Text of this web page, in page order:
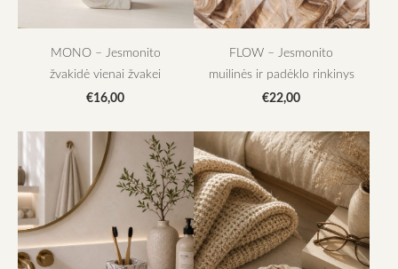
MONO – Jesmonito
žvakidė vienai žvakei
€16,00
FLOW – Jesmonito
muilinės ir padėklo rinkinys
€22,00